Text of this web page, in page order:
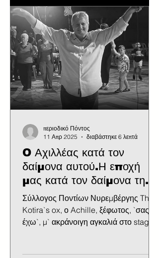
Χριστιανών. Οι διωγμοί έλαβαν χώρα
και στην Τραπεζούντα, όπου
διακρίθηκαν οι Χριστιανοί άγιοι
Ευγένιος, Ουαλεριανός, Κανίδιος και
Ακύλας, οι οποίοι είχαν βαθιές
χριστιανικές καταβολές, καθώς και
μόνο η παρουσία
O Αχιλλέας κατά τον
δαίμονα αυτού.Η εποχή
μας κατά τον δαίμονα της
δικής του
Σύλλογος Ποντίων Νυρεμβέργης The
Kotira`s ox, ο Achille, ξέφωτος, `σας
έχω`, μ` ακράνοιγη αγκαλιά στο stage
περιοδικό Πόντος
11 Απρ 2025
διαβάστηκε 6 λεπτά